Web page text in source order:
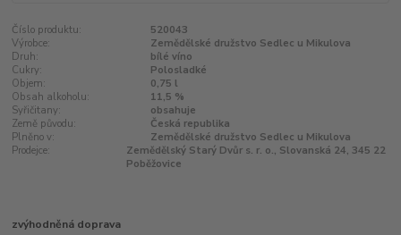
Číslo produktu:
520043
Výrobce:
Zemědělské družstvo Sedlec u Mikulova
Druh:
bílé víno
Cukry:
Polosladké
Objem:
0,75 l
Obsah alkoholu:
11,5 %
Syřičitany:
obsahuje
Země původu:
Česká republika
Plněno v:
Zemědělské družstvo Sedlec u Mikulova
Prodejce:
Zemědělský Starý Dvůr s. r. o., Slovanská 24, 345 22
Poběžovice
zvýhodněná doprava